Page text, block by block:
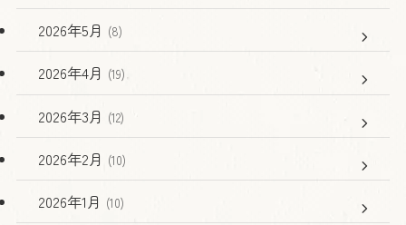
2026年5月 (8)
2026年4月 (19)
2026年3月 (12)
2026年2月 (10)
2026年1月 (10)